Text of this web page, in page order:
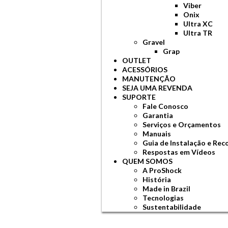
Viber
Onix
Ultra XC
Ultra TR
Gravel
Grap
OUTLET
ACESSÓRIOS
MANUTENÇÃO
SEJA UMA REVENDA
SUPORTE
Fale Conosco
Garantia
Serviços e Orçamentos
Manuais
Guia de Instalação e
Respostas em Vídeos
QUEM SOMOS
A ProShock
História
Made in Brazil
Tecnologias
Sustentabilidade